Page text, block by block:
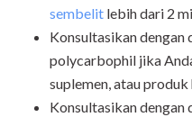
sembelit lebih dari 2
Konsultasikan dengan
polycarbophil jika
suplemen, atau
Konsultasikan dengan